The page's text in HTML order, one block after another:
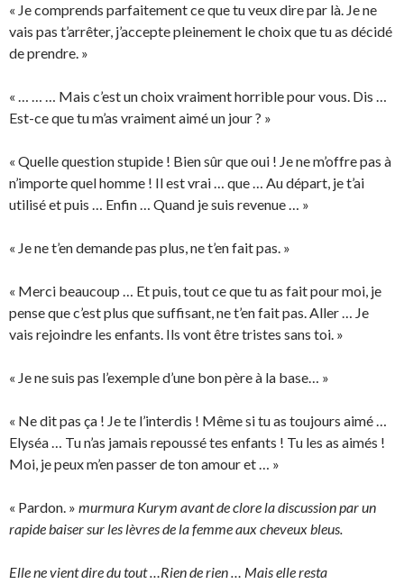
« Je comprends parfaitement ce que tu veux dire par là. Je ne
vais pas t’arrêter, j’accepte pleinement le choix que tu as décidé
de prendre. »
« … … … Mais c’est un choix vraiment horrible pour vous. Dis …
Est-ce que tu m’as vraiment aimé un jour ? »
« Quelle question stupide ! Bien sûr que oui ! Je ne m’offre pas à
n’importe quel homme ! Il est vrai … que … Au départ, je t’ai
utilisé et puis … Enfin … Quand je suis revenue … »
« Je ne t’en demande pas plus, ne t’en fait pas. »
« Merci beaucoup … Et puis, tout ce que tu as fait pour moi, je
pense que c’est plus que suffisant, ne t’en fait pas. Aller … Je
vais rejoindre les enfants. Ils vont être tristes sans toi. »
« Je ne suis pas l’exemple d’une bon père à la base… »
« Ne dit pas ça ! Je te l’interdis ! Même si tu as toujours aimé …
Elyséa … Tu n’as jamais repoussé tes enfants ! Tu les as aimés !
Moi, je peux m’en passer de ton amour et … »
« Pardon. » murmura Kurym avant de clore la discussion par un
rapide baiser sur les lèvres de la femme aux cheveux bleus.
Elle ne vient dire du tout …Rien de rien … Mais elle resta